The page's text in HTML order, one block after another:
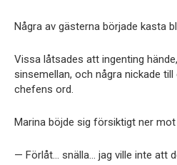
Några av gästerna började kasta
Vissa låtsades att ingenting
sinsemellan, och några nickade
chefens ord.
Marina böjde sig försiktigt ner mot
— Förlåt… snälla… jag ville inte att